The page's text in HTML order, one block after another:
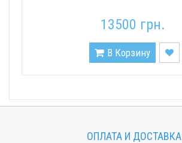
13500 грн.
В Корзину
ОПЛАТА И ДОСТАВКА